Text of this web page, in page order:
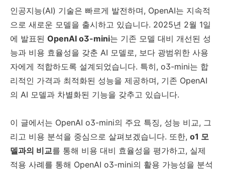
인공지능(AI) 기술은 빠르게 발전하며, OpenAI는 지속적
으로 새로운 모델을 출시하고 있습니다. 2025년 2월 1일
에 발표된 OpenAI o3-mini는 기존 모델 대비 개선된 성
능과 비용 효율성을 갖춘 AI 모델로, 보다 광범위한 사용
자에게 적합하도록 설계되었습니다. 특히, o3-mini는 합
리적인 가격과 최적화된 성능을 제공하며, 기존 OpenAI
의 AI 모델과 차별화된 기능을 갖추고 있습니다.
이 글에서는 OpenAI o3-mini의 주요 특징, 성능 비교, 그
리고 비용 분석을 중심으로 살펴보겠습니다. 또한, o1 모
델과의 비교를 통해 비용 대비 효율성을 평가하고, 실제
적용 사례를 통해 OpenAI o3-mini의 활용 가능성을 분석